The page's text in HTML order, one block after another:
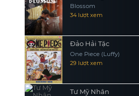
Blossom
34 lượt xem
Đảo Hải Tặc
One Piece (Luffy)
29 lượt xem
Tư Mỹ Nhân